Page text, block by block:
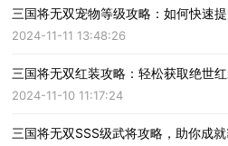
三国将无双宠物等级攻略：如何快速
2024-11-11 13:48:26
三国将无双红装攻略：轻松获取绝世
2024-11-10 11:17:24
三国将无双SSS级武将攻略，助你成